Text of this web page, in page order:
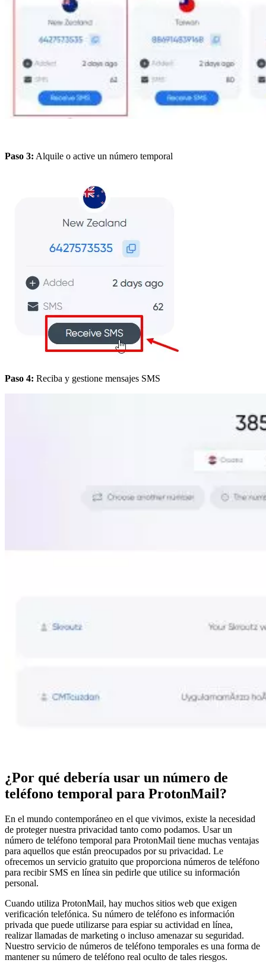
Paso 3: Alquile o active un número temporal
Paso 4: Reciba y gestione mensajes SMS
¿Por qué debería usar un número de
teléfono temporal para ProtonMail?
En el mundo contemporáneo en el que vivimos, existe la necesidad
de proteger nuestra privacidad tanto como podamos. Usar un
número de teléfono temporal para ProtonMail tiene muchas ventajas
para aquellos que están preocupados por su privacidad. Le
ofrecemos un servicio gratuito que proporciona números de teléfono
para recibir SMS en línea sin pedirle que utilice su información
personal.
Cuando utiliza ProtonMail, hay muchos sitios web que exigen
verificación telefónica. Su número de teléfono es información
privada que puede utilizarse para espiar su actividad en línea,
realizar llamadas de marketing o incluso amenazar su seguridad.
Nuestro servicio de números de teléfono temporales es una forma de
mantener su número de teléfono real oculto de tales riesgos.